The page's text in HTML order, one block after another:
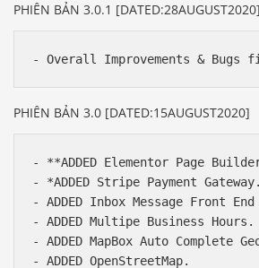
PHIÊN BẢN 3.0.1 [DATED:28AUGUST2020]
PHIÊN BẢN 3.0 [DATED:15AUGUST2020]
- **ADDED Elementor Page
- *ADDED Stripe Payment Gateway.
- ADDED Inbox Message Front
- ADDED Multipe Business Hours.
- ADDED MapBox Auto Complete
- ADDED OpenStreetMap.